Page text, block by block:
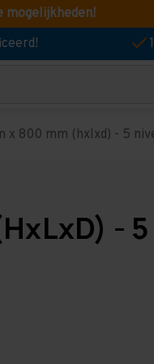
mogelijkheden!
800 mm (hxlxd) - 5
-